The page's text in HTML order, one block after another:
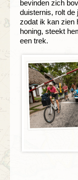
bevinden zich
duisternis, rolt de
zodat ik kan zien
honing, steekt
een trek.